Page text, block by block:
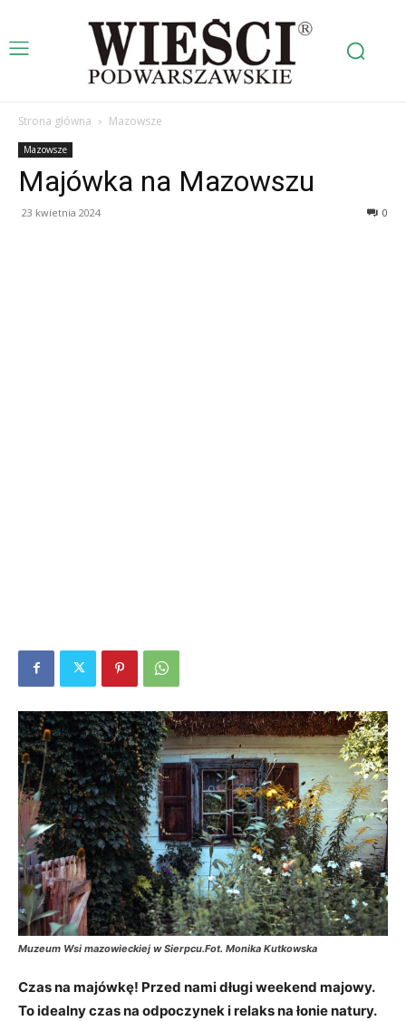
Strona główna Mazowsze
Mazowsze
Majówka na Mazowszu
23 kwietnia 2024 0
Muzeum Wsi mazowieckiej w Sierpcu.Fot. Monika Kutkowska
Czas na majówkę! Przed nami długi weekend majowy.
To idealny czas na odpoczynek i relaks na łonie natury.